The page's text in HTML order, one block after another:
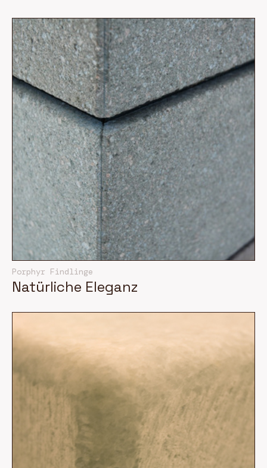
Porphyr Findlinge
Natürliche Eleganz